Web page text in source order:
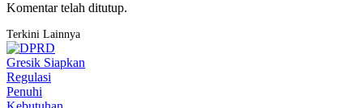
Komentar telah ditutup.
Terkini Lainnya